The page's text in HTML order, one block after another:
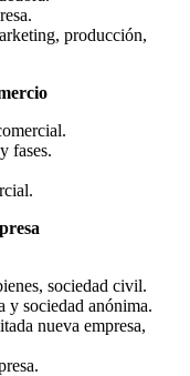
producción,
fases.
sociedad civil.
y sociedad anónima.
nueva empresa,